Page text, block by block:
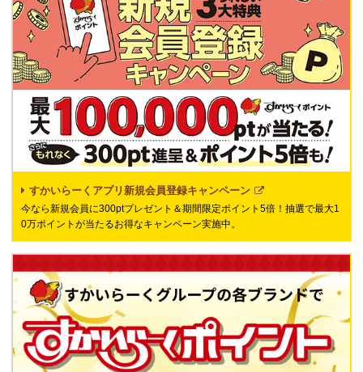
すかいらーくアプリ新規会員登録キャンペーン
今なら新規会員に300ptプレゼント＆期間限定ポイント5倍！抽選で最大1
0万ポイントが当たるお得なキャンペーン実施中。